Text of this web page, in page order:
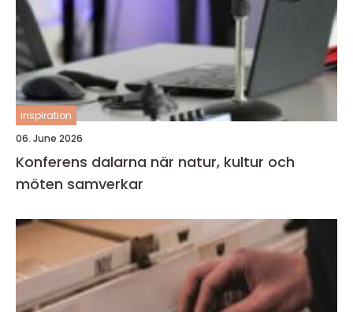
inspiration
06. June 2026
Konferens dalarna när natur, kultur och
möten samverkar